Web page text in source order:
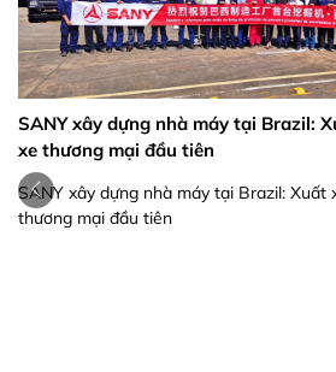
SANY xây dựng nhà máy tại Brazil:
xe thương mại đầu tiên
SANY xây dựng nhà máy tại Brazil: Xuất
thương mại đầu tiên